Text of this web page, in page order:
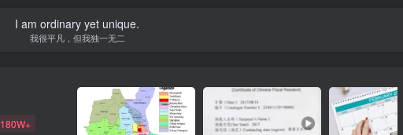
I am ordinary yet unique.
我很平凡，但我独一无二
180W+